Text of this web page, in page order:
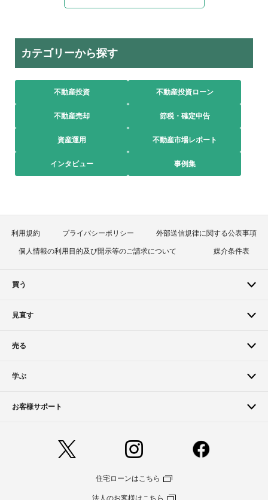
カテゴリーから探す
不動産投資 不動産投資ローン
不動産売却 節税・確定申告
資産運用 不動産市場レポート
インタビュー 事例集
利用規約 プライバシーポリシー 外部送信規律に関する公表事項
個人情報の利用目的及び開示等のご請求について 媒介条件表
買う
見直す
売る
学ぶ
お客様サポート
住宅ローンはこちら
法人のお客様はこちら